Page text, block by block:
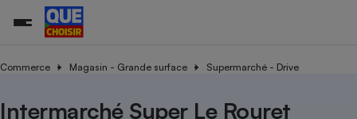
Commerce Magasin - Grande surface Supermarché - Drive
Intermarché Super Le Rouret